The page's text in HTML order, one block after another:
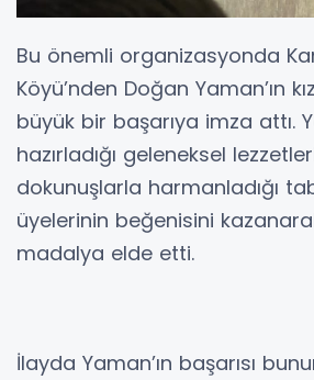
Bu önemli organizasyonda
Köyü’nden Doğan Yaman’ın
büyük bir başarıya imza attı.
hazırladığı geleneksel
dokunuşlarla harmanladığı
üyelerinin beğenisini
madalya elde etti.
İlayda Yaman’ın başarısı